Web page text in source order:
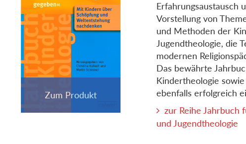
Erfahrungsaustausch
Vorstellung von
und Methoden der
Jugendtheologie, die
modernen
Das bewährte
Kindertheologie sowie
ebenfalls erfolgreich
zur Reihe Jahrbuch
und Jugendtheologie